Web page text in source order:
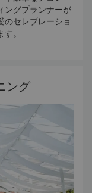
ングプランナーが
のセレブレーショ
。
ング